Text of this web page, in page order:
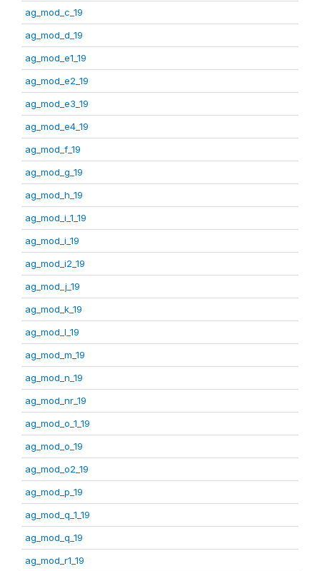
ag_mod_c_19
ag_mod_d_19
ag_mod_e1_19
ag_mod_e2_19
ag_mod_e3_19
ag_mod_e4_19
ag_mod_f_19
ag_mod_g_19
ag_mod_h_19
ag_mod_i_1_19
ag_mod_i_19
ag_mod_i2_19
ag_mod_j_19
ag_mod_k_19
ag_mod_l_19
ag_mod_m_19
ag_mod_n_19
ag_mod_nr_19
ag_mod_o_1_19
ag_mod_o_19
ag_mod_o2_19
ag_mod_p_19
ag_mod_q_1_19
ag_mod_q_19
ag_mod_r1_19